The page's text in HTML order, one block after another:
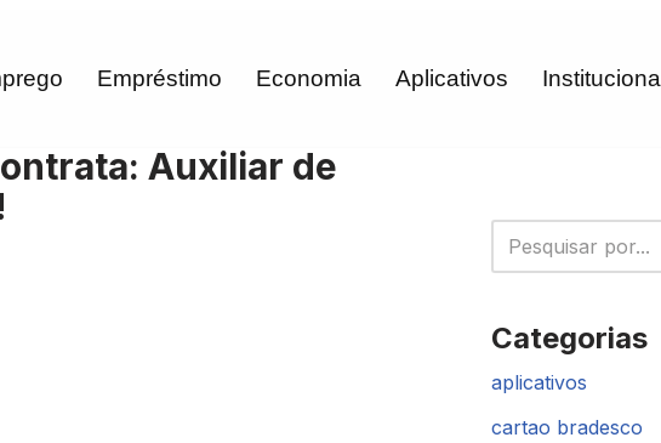
Empréstimo Economia Aplicativos Institucional
Auxiliar de
Categorias
aplicativos
cartao bradesco